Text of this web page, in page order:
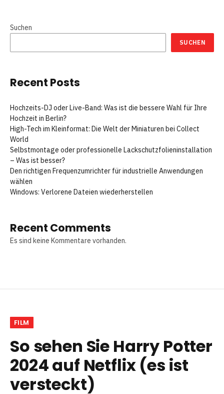
Suchen
SUCHEN
Recent Posts
Hochzeits-DJ oder Live-Band: Was ist die bessere Wahl für Ihre
Hochzeit in Berlin?
High-Tech im Kleinformat: Die Welt der Miniaturen bei Collect
World
Selbstmontage oder professionelle Lackschutzfolieninstallation
– Was ist besser?
Den richtigen Frequenzumrichter für industrielle Anwendungen
wählen
Windows: Verlorene Dateien wiederherstellen
Recent Comments
Es sind keine Kommentare vorhanden.
FILM
So sehen Sie Harry Potter
2024 auf Netflix (es ist
versteckt)